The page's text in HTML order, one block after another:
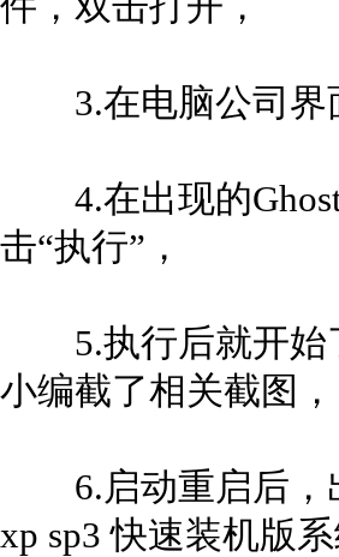
3.在电脑公司界
4.在出现的Ghost
击“执行”，
5.执行后就开始了
小编截了相关截图，
6.启动重启后，
xp sp3 快速装机版